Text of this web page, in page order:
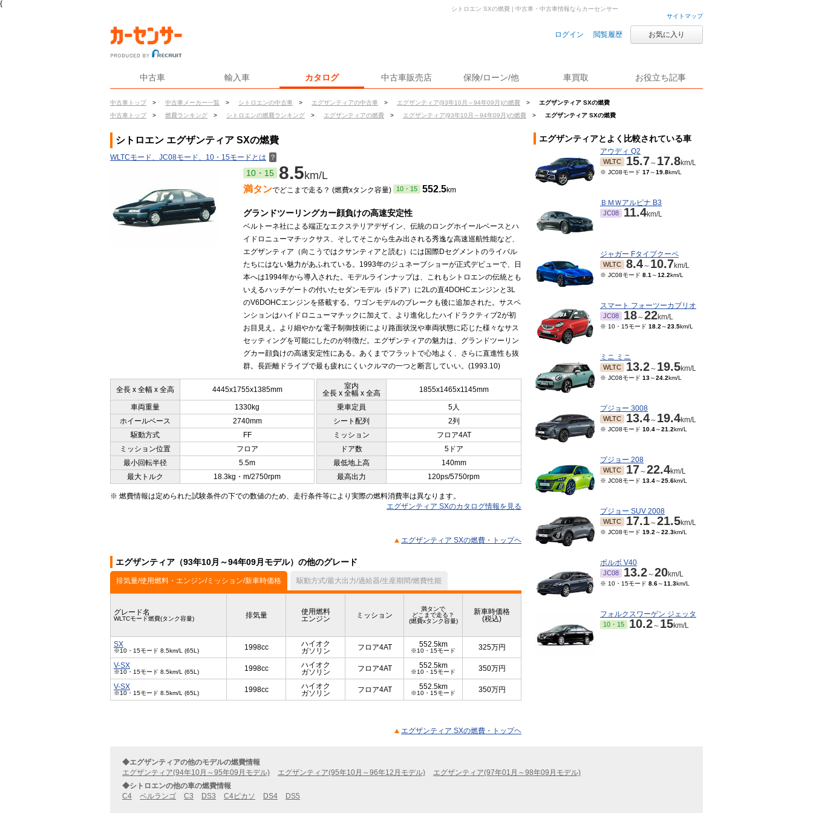
{
サイトマップ
ログイン 閲覧履歴 お気に入り
中古車 輸入車 カタログ 中古車販売店 保険/ローン/他 車買取 お役立ち記事
中古車トップ > 中古車メーカー一覧 > シトロエンの中古車 > エグザンティアの中古車 > エグザンティア(93年10月～94年09月)の燃費 >
エグザンティア SXの燃費
中古車トップ
> 燃費ランキング > シトロエンの燃費ランキング > エグザンティアの燃費 > エグザンティア(93年10月～94年09月)の燃費 > エグザンティア SXの燃費
シトロエン SXの燃費 | 中古車・中古車情報ならカーセンサー
シトロエン エグザンティア SXの燃費
WLTCモード、JC08モード、10・15モードとは ？
10・15 8.5km/L
満タンでどこまで走る？ (燃費xタンク容量) 10・15 552.5km
グランドツーリングカー顔負けの高速安定性
ベルトーネ社による端正なエクステリアデザイン、伝統のロングホイールベースとハ
イドロニューマチックサス、そしてそこから生み出される秀逸な高速巡航性能など、
エグザンティア（向こうではクサンティアと読む）には国際Dセグメントのライバル
たちにはない魅力があふれている。1993年のジュネーブショーが正式デビューで、日
本へは1994年から導入された。モデルラインナップは、これもシトロエンの伝統とも
いえるハッチゲートの付いたセダンモデル（5ドア）に2Lの直4DOHCエンジンと3L
のV6DOHCエンジンを搭載する。ワゴンモデルのブレークも後に追加された。サスペ
ンションはハイドロニューマチックに加えて、より進化したハイドラクティブ2が初
お目見え。より細やかな電子制御技術により路面状況や車両状態に応じた様々なサス
セッティングを可能にしたのが特徴だ。エグザンティアの魅力は、グランドツーリン
グカー顔負けの高速安定性にある。あくまでフラットで心地よく、さらに直進性も抜
群。長距離ドライブで最も疲れにくいクルマの一つと断言していい。(1993.10)
全長 x 全幅 x 全高 4445x1755x1385mm
室内
全長 x 全幅 x 全高
1855x1465x1145mm
車両重量 1330kg 乗車定員
5人
ホイールベース
2740mm シート配列
2列
駆動方式
FF ミッション
フロア4AT
ミッション位置
フロア ドア数
5ドア
最小回転半径
5.5m 最低地上高
140mm
最大トルク
18.3kg・m/2750rpm 最高出力 120ps/5750rpm
※ 燃費情報は定められた試験条件の下での数値のため、走行条件等により実際の燃料消費率は異なります。
エグザンティア SXのカタログ情報を見る
エグザンティア SXの燃費・トップヘ
エグザンティア（93年10月～94年09月モデル）の他のグレード
排気量/使用燃料・エンジン/ミッション/新車時価格 駆動方式/最大出力/過給器/生産期間/燃費性能
グレード名
WLTCモード燃費(タンク容量) 排気量
使用燃料
エンジン
ミッション
満タンで
どこまで走る？
(燃費xタンク容量)
新車時価格
(税込)
SX
※10・15モード 8.5km/L (65L) 1998cc
ハイオク
ガソリン
フロア4AT 552.5km
※10・15モード 325万円
V-SX
※10・15モード 8.5km/L (65L) 1998cc
ハイオク
ガソリン
フロア4AT 552.5km
※10・15モード 350万円
V-SX
※10・15モード 8.5km/L (65L) 1998cc
ハイオク
ガソリン
フロア4AT 552.5km
※10・15モード 350万円
エグザンティア SXの燃費・トップヘ
エグザンティアとよく比較されている車
アウディ Q2
WLTC 15.7～ 17.8km/L
※ JC08モード 17～19.8km/L
ＢＭＷアルピナ B3
JC08 11.4km/L
ジャガー Fタイプクーペ
WLTC 8.4～ 10.7km/L
※ JC08モード 8.1 ～12.2km/L
スマート フォーツーカブリオ
JC08 18～22km/L
※ 10・15モード 18.2 ～23.5km/L
ミニ ミニ
WLTC 13.2～ 19.5km/L
※ JC08モード 13～24.2km/L
プジョー 3008
WLTC 13.4～ 19.4km/L
※ JC08モード 10.4～21.2km/L
プジョー 208
WLTC 17～22.4km/L
※ JC08モード 13.4～25.6km/L
プジョー SUV 2008
WLTC 17.1～21.5km/L
※ JC08モード 19.2 ～22.3km/L
ボルボ V40
JC08 13.2～20km/L
※ 10・15モード 8.6～11.3km/L
フォルクスワーゲン ジェッタ
10・15 10.2～ 15km/L
◆エグザンティアの他のモデルの燃費情報
エグザンティア(94年10月～95年09月モデル)
エグザンティア(95年10月～96年12月モデル)
エグザンティア(97年01月～98年09月モデル)
◆シトロエンの他の車の燃費情報
C4
ベルランゴ C3 DS3 C4ピカソ DS4 DS5